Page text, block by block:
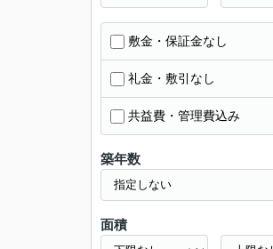
敷金・保証金なし
礼金・敷引なし
共益費・管理費込み
築年数
面積